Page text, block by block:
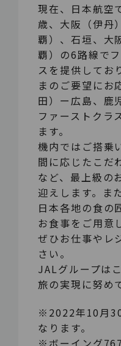
現在、日本航空
歳、大阪（伊丹
覇）、石垣、大
覇）の6路線で
スを提供してお
まのご要望にお
田）ー広島、鹿
ファーストクラ
ます。
機内ではご搭乗
間に応じたこだ
など、最上級の
迎えします。ま
日本各地の食の
お食事をご用意
ぜひお仕事やレ
さい。
JALグループは
旅の実現に努め
※2022年10月
なります。
※ボーイング